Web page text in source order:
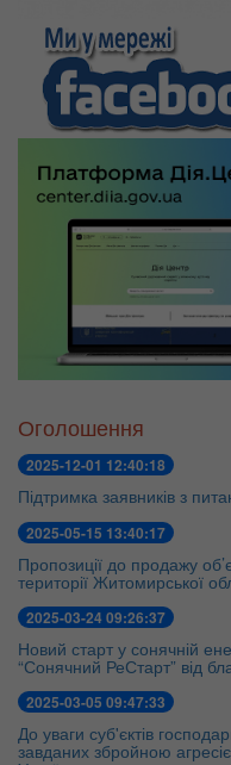
Оголошення
2025-12-01 12:40:18
Підтримка заявників з
2025-05-15 13:40:17
Пропозиції до продажу
території Житомирської
2025-03-24 09:26:37
Новий старт у сонячній
“Сонячний РеСтарт” від
2025-03-05 09:47:33
До уваги суб'єктів
завданих збройною